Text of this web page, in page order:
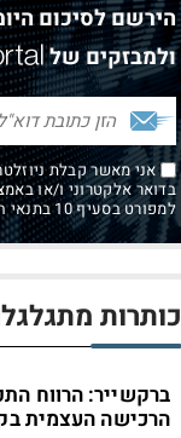
הירשם לסיכום
ולמבזקים של
אני מאשר קבלת
בדואר אלקטרוני ו/או
למפורט בסעיף 10 בתנאי השימוש
כותרות
הרכישה העצמית